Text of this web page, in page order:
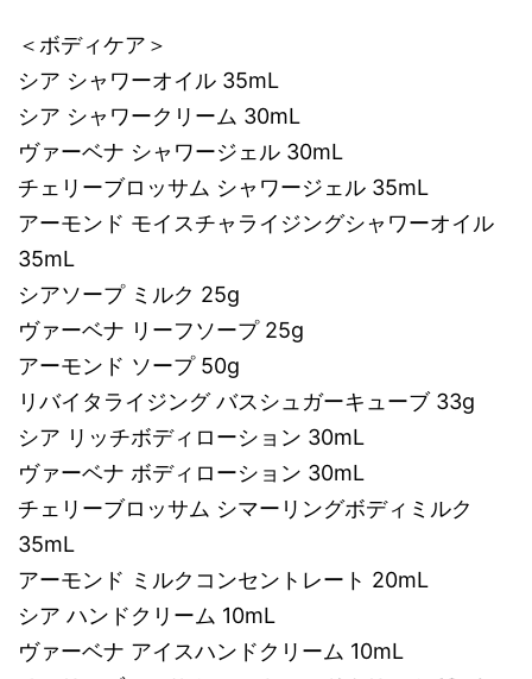
＜ボディケア＞
シア シャワーオイル 35mL
シア シャワークリーム 30mL
ヴァーベナ シャワージェル 30mL
チェリーブロッサム シャワージェル 35mL
アーモンド モイスチャライジングシャワーオイル
35mL
シアソープ ミルク 25g
ヴァーベナ リーフソープ 25g
アーモンド ソープ 50g
リバイタライジング バスシュガーキューブ 33g
シア リッチボディローション 30mL
ヴァーベナ ボディローション 30mL
チェリーブロッサム シマーリングボディミルク
35mL
アーモンド ミルクコンセントレート 20mL
シア ハンドクリーム 10mL
ヴァーベナ アイスハンドクリーム 10mL